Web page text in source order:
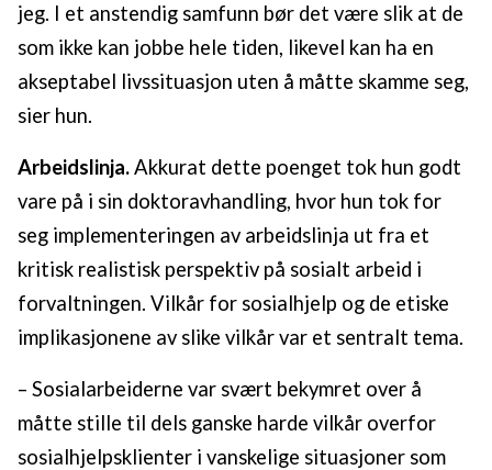
jeg. I et anstendig samfunn bør det være slik at de
som ikke kan jobbe hele tiden, likevel kan ha en
akseptabel livssituasjon uten å måtte skamme seg,
sier hun.
Arbeidslinja.Akkurat dette poenget tok hun godt
vare på i sin doktoravhandling, hvor hun tok for
seg implementeringen av arbeidslinja ut fra et
kritisk realistisk perspektiv på sosialt arbeid i
forvaltningen. Vilkår for sosialhjelp og de etiske
implikasjonene av slike vilkår var et sentralt tema.
– Sosialarbeiderne var svært bekymret over å
måtte stille til dels ganske harde vilkår overfor
sosialhjelpsklienter i vanskelige situasjoner som